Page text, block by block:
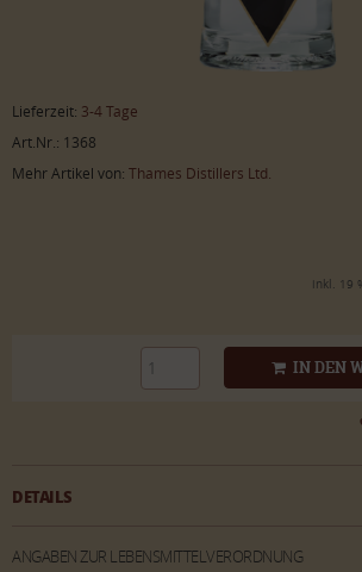
Lieferzeit: 3-4 Tage
Art.Nr.: 1368
Mehr Artikel von: Thames Distillers Ltd.
inkl. 19
IN DEN
DETAILS
ANGABEN ZUR LEBENSMITTELVERORDNUNG